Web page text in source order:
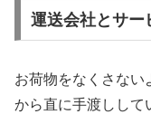
運送会社とサー
お荷物をなくさない
から直に手渡しして